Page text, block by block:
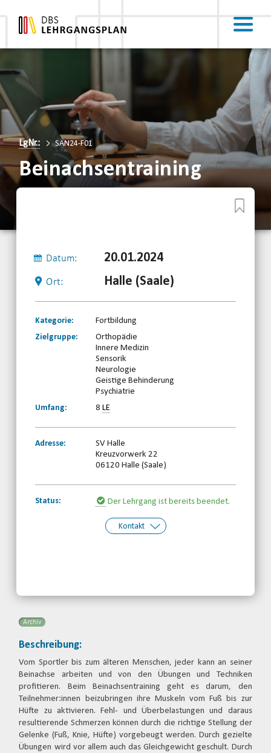
LgNr.: SAN24-F01
Beinachsentraining
Datum: 20.01.2024
Ort: Halle (Saale)
Kategorie:
Fortbildung
Zielgruppe:
Orthopädie
Innere Medizin
Sensorik
Neurologie
Geistige Behinderung
Psychiatrie
Umfang:
8LE
Adresse:
SV Halle
Kreuzvorwerk 22
06120 Halle (Saale)
Status: Der Lehrgang ist bereits beendet.
Kontakt
Archiv
Beschreibung:
Vom Sportler bis zum älteren Menschen, jeder kann an seiner
Beinachse arbeiten und von den Übungen und Techniken
profitieren. Beim Beinachsentraining geht es darum, den
Teilnehmer:innen beizubringen ihre Muskeln vom Fuß bis zur
Hüfte zu aktivieren. Fehl- und Überbelastungen und daraus
resultierende Schmerzen können durch die richtige Stellung der
Gelenke (Fuß, Knie, Hüfte) vorgebeugt werden. Durch gezielte
Übungen wird vor allem auch das Gleichgewicht geschult. Durch